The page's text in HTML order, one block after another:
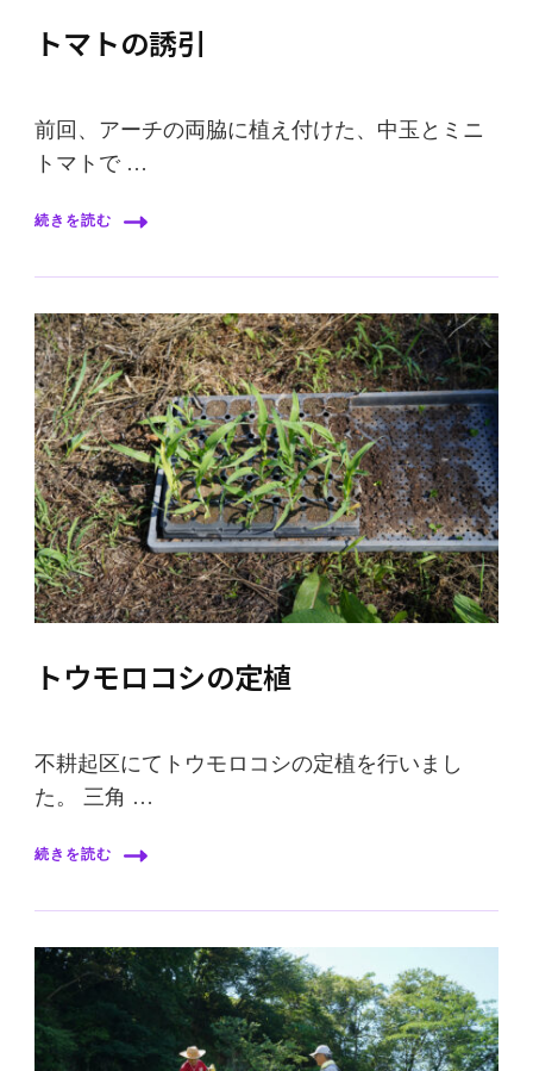
トマトの誘引
前回、アーチの両脇に植え付けた、中玉とミニ
トマトで …
続きを読む
トウモロコシの定植
不耕起区にてトウモロコシの定植を行いまし
た。 三角 …
続きを読む